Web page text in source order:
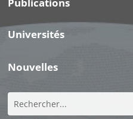
Universités
Nouvelles